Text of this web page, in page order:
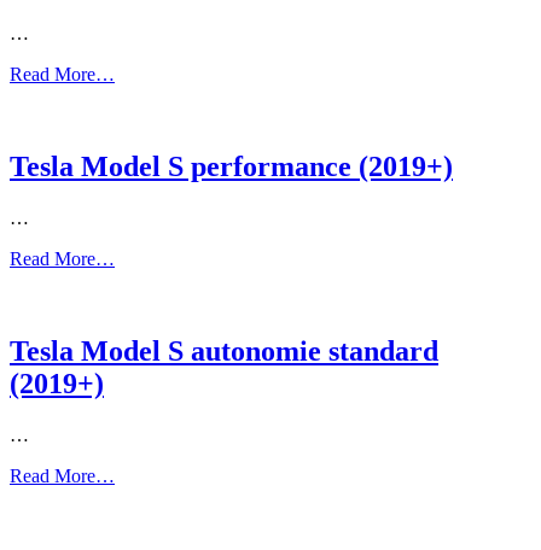
…
Read More…
Tesla Model S performance (2019+)
…
Read More…
Tesla Model S autonomie standard
(2019+)
…
Read More…